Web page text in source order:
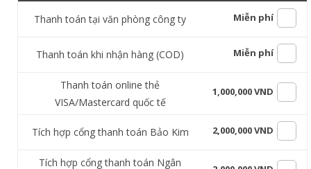
Thanh toán tại văn phòng công ty Miễn phí
Thanh toán khi nhận hàng (COD) Miễn phí
Thanh toán online thẻ
VISA/Mastercard quốc tế
1,000,000 VND
Tích hợp cổng thanh toán Bảo Kim 2,000,000 VND
Tích hợp cổng thanh toán Ngân